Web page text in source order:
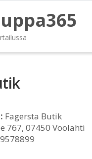
Fagersta Butik
767, 07450 Voolahti